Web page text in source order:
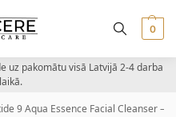
0
uz pakomātu visā Latvijā 2-4 darba
9 Aqua Essence Facial Cleanser –